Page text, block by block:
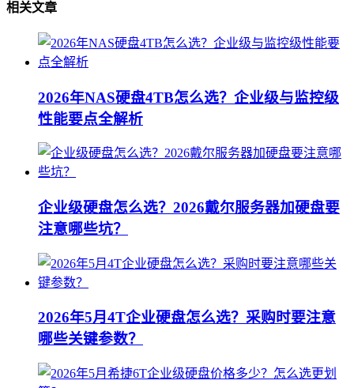
相关文章
2026年NAS硬盘4TB怎么选？企业级与监控级
性能要点全解析
企业级硬盘怎么选？2026戴尔服务器加硬盘要
注意哪些坑？
2026年5月4T企业硬盘怎么选？采购时要注意
哪些关键参数？